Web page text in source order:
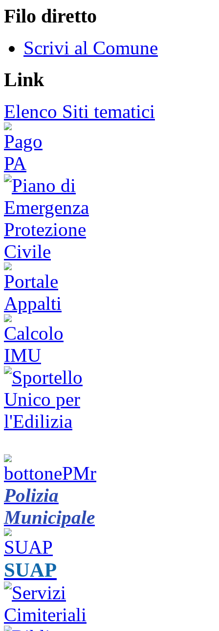
Filo diretto
Scrivi al Comune
Link
Elenco Siti tematici
Polizia
Municipale
SUAP